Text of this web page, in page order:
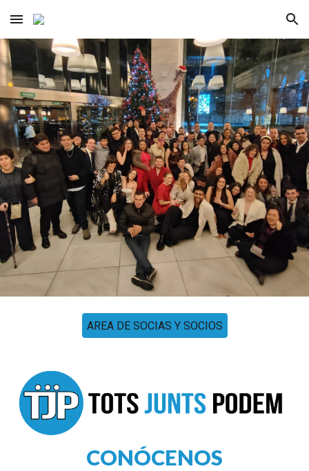
Skip to main content Skip to navigation
AREA DE SOCIAS Y SOCIOS
CONÓCENOS